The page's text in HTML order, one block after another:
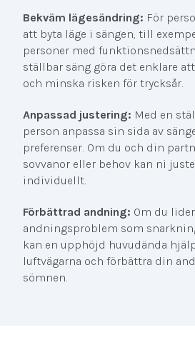
Bekväm lägesändring: För
att byta läge i sängen, till
personer med
ställbar säng göra det enklare
och minska risken för trycksår.
Anpassad justering: Med en
person anpassa sin sida av
preferenser. Om du och din
sovvanor eller behov kan ni
individuellt.
Förbättrad andning: Om du
andningsproblem som
kan en upphöjd huvudända
luftvägarna och förbättra din
sömnen.